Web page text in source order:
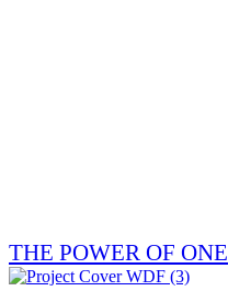
THE POWER OF ONE